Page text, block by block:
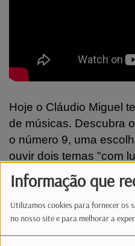
Informação que
Utilizamos cookies para fornecer os
no nosso site e para melhorar a
Hoje o Cláudio Miguel
de músicas. Descubra
o número 9, uma
ouvir dois temas "com
???? Irina Barros - "Tu e
???? Pedro Abrunhosa
Participe, diariamente,
entre as 06h e as 10h.